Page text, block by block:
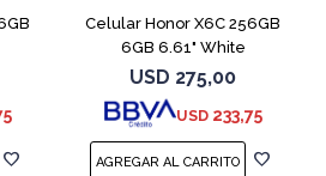
Celular Honor X6C 256GB
6GB 6.61" White
USD 275,00
USD 233,75